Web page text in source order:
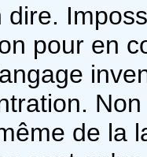
pour en
de la